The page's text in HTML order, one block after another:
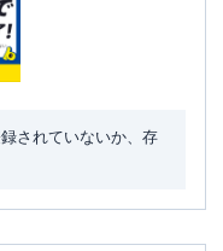
されていないか、存